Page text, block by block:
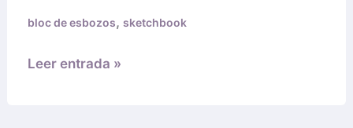
bloc de esbozos, sketchbook
Leer entrada »